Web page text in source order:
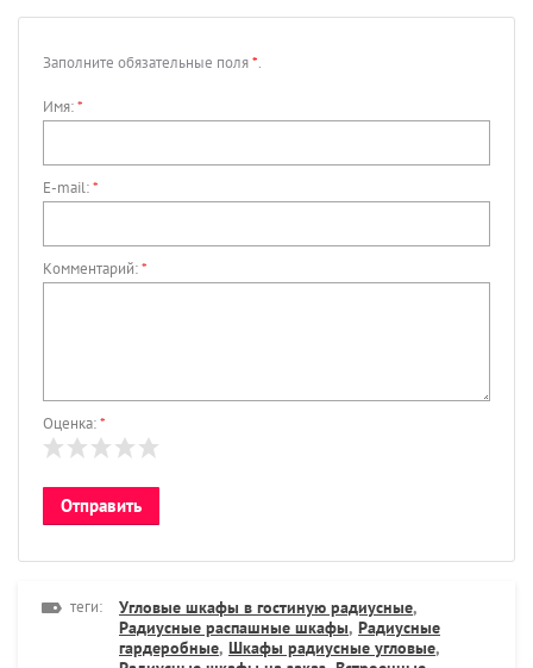
Заполните обязательные поля*.
Имя:*
E-mail:*
Комментарий:*
Оценка:*
теги: Угловые шкафы в гостиную радиусные,
Радиусные распашные шкафы, Радиусные
гардеробные, Шкафы радиусные угловые,